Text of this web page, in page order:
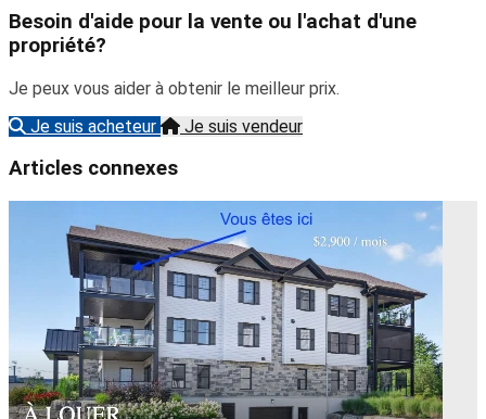
Besoin d'aide pour la vente ou l'achat d'une
propriété?
Je peux vous aider à obtenir le meilleur prix.
Je suis acheteur
Je suis vendeur
Articles connexes